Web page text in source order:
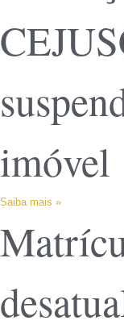
imóvel
Saiba mais »